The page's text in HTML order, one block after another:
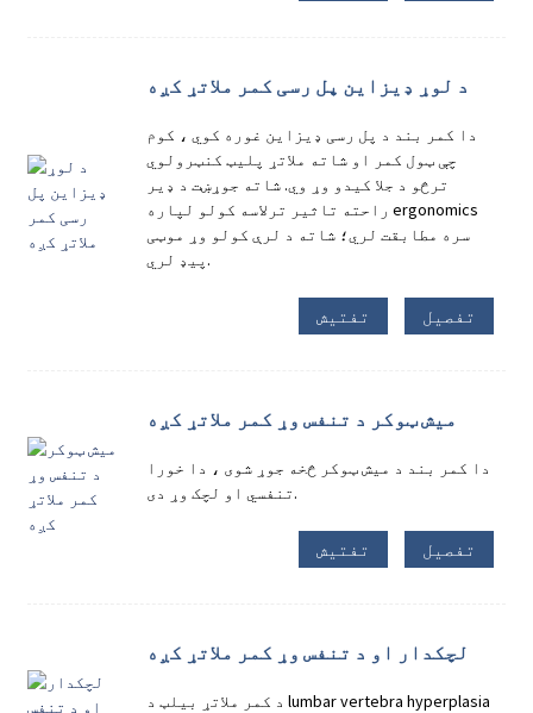
د لوړ ډیزاین پل رسی کمر ملاتړ کږه
دا کمر بند د پل رسی ډیزاین غوره کوي ، کوم
چې ټول کمر او شاته ملاتړ پلیټ کنټرولوي
ترڅو د جلا کیدو وړ وي. شاته جوړښت د ډیر
راحته تاثیر ترلاسه کولو لپاره ergonomics
سره مطابقت لري؛ شاته د لرې کولو وړ موټی
پیډ لري.
تفتیش تفصیل
میش ټوکر د تنفس وړ کمر ملاتړ کږه
دا کمر بند د میش ټوکر څخه جوړ شوی ، دا خورا
تنفسي او لچک وړ دی.
تفتیش تفصیل
لچکدار او د تنفس وړ کمر ملاتړ کږه
د کمر ملاتړ بیلټ د lumbar vertebra hyperplasia